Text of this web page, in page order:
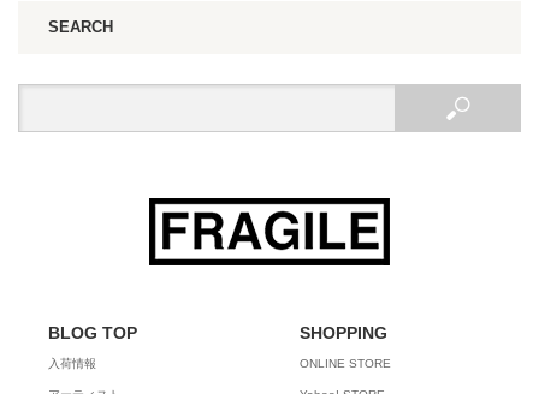
SEARCH
BLOG TOP
入荷情報
SHOPPING
ONLINE STORE